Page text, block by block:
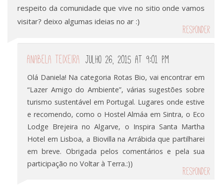
respeito da comunidade que vive no sitio onde vamos
visitar? deixo algumas ideias no ar :)
Responder
Anabela Teixeira Julho 26, 2015 at 9:01 pm
Olá Daniela! Na categoria Rotas Bio, vai encontrar em
“Lazer Amigo do Ambiente”, várias sugestões sobre
turismo sustentável em Portugal. Lugares onde estive
e recomendo, como o Hostel Almáa em Sintra, o Eco
Lodge Brejeira no Algarve, o Inspira Santa Martha
Hotel em Lisboa, a Biovilla na Arrábida que partilharei
em breve. Obrigada pelos comentários e pela sua
participação no Voltar à Terra.:))
Responder